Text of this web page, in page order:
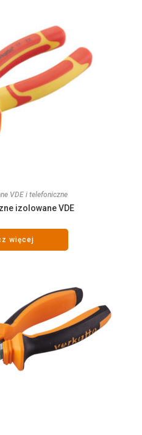
VDE i telefoniczne
izolowane VDE
więcej